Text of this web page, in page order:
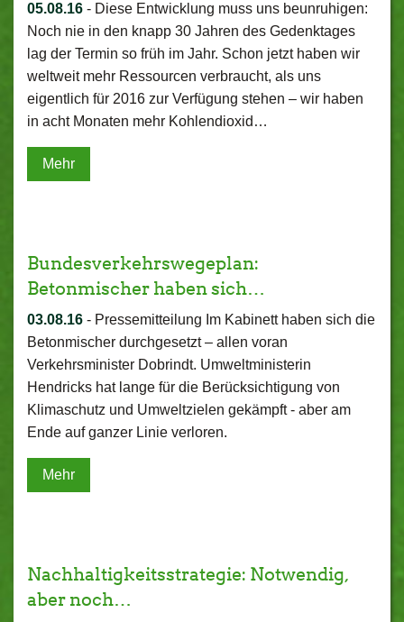
05.08.16 - Diese Entwicklung muss uns beunruhigen:
Noch nie in den knapp 30 Jahren des Gedenktages
lag der Termin so früh im Jahr. Schon jetzt haben wir
weltweit mehr Ressourcen verbraucht, als uns
eigentlich für 2016 zur Verfügung stehen – wir haben
in acht Monaten mehr Kohlendioxid…
Mehr
Bundesverkehrswegeplan:
Betonmischer haben sich…
03.08.16 - Pressemitteilung Im Kabinett haben sich die
Betonmischer durchgesetzt – allen voran
Verkehrsminister Dobrindt. Umweltministerin
Hendricks hat lange für die Berücksichtigung von
Klimaschutz und Umweltzielen gekämpft - aber am
Ende auf ganzer Linie verloren.
Mehr
Nachhaltigkeitsstrategie: Notwendig,
aber noch…